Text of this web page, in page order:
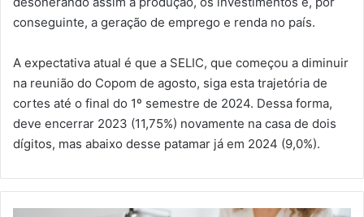
conseguinte, a geração de emprego e renda no país.
A expectativa atual é que a SELIC, que começou a diminuir
na reunião do Copom de agosto, siga esta trajetória de
cortes até o final do 1º semestre de 2024. Dessa forma,
deve encerrar 2023 (11,75%) novamente na casa de dois
dígitos, mas abaixo desse patamar já em 2024 (9,0%).